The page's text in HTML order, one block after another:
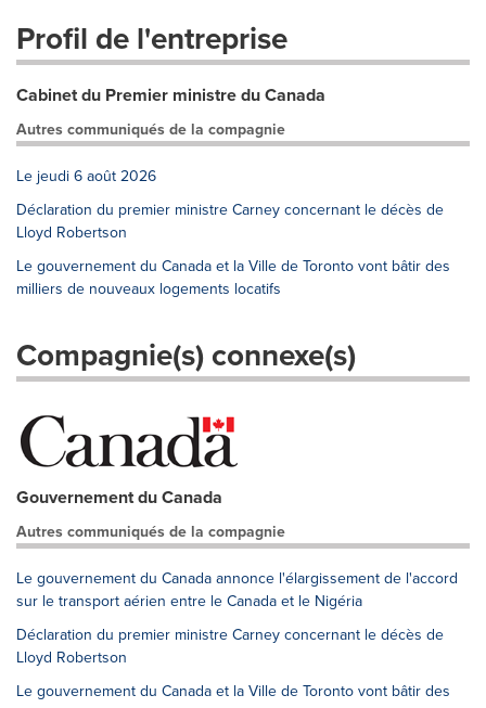
Profil de l'entreprise
Cabinet du Premier ministre du Canada
Autres communiqués de la compagnie
Le jeudi 6 août 2026
Déclaration du premier ministre Carney concernant le décès de
Lloyd Robertson
Le gouvernement du Canada et la Ville de Toronto vont bâtir des
milliers de nouveaux logements locatifs
Compagnie(s) connexe(s)
Gouvernement du Canada
Autres communiqués de la compagnie
Le gouvernement du Canada annonce l'élargissement de l'accord
sur le transport aérien entre le Canada et le Nigéria
Déclaration du premier ministre Carney concernant le décès de
Lloyd Robertson
Le gouvernement du Canada et la Ville de Toronto vont bâtir des